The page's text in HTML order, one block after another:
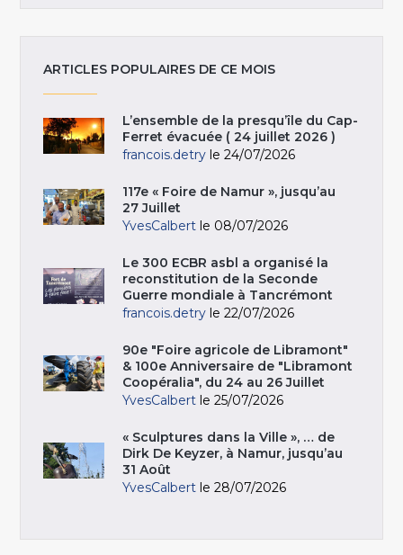
ARTICLES POPULAIRES DE CE MOIS
L’ensemble de la presqu’île du Cap-
Ferret évacuée ( 24 juillet 2026 )
francois.detry le 24/07/2026
117e « Foire de Namur », jusqu’au
27 Juillet
YvesCalbert le 08/07/2026
Le 300 ECBR asbl a organisé la
reconstitution de la Seconde
Guerre mondiale à Tancrémont
francois.detry le 22/07/2026
90e "Foire agricole de Libramont"
& 100e Anniversaire de "Libramont
Coopéralia", du 24 au 26 Juillet
YvesCalbert le 25/07/2026
« Sculptures dans la Ville », … de
Dirk De Keyzer, à Namur, jusqu’au
31 Août
YvesCalbert le 28/07/2026